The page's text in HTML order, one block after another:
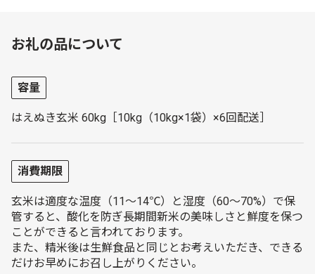
お礼の品について
容量
はえぬき玄米 60kg［10kg（10kg×1袋）×6回配送］
消費期限
玄米は適度な温度（11～14℃）と湿度（60～70%）で保
管すると、酸化を防ぎ長期間新米の美味しさと鮮度を保つ
ことができると言われております。
また、精米後は生鮮食品と同じとお考えいただき、できる
だけお早めにお召し上がりください。